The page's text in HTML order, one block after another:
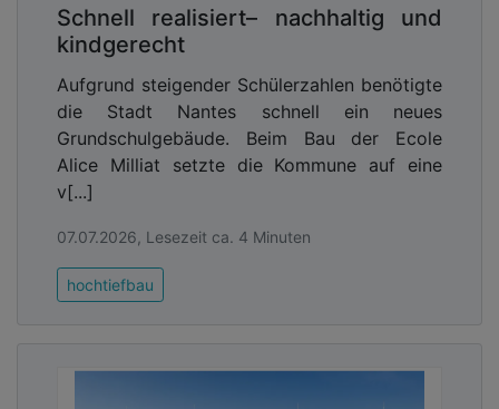
Schnell realisiert– nachhaltig und
kindgerecht
Aufgrund steigender Schülerzahlen benötigte
die Stadt Nantes schnell ein neues
Grundschulgebäude. Beim Bau der Ecole
Alice Milliat setzte die Kommune auf eine
v[...]
07.07.2026, Lesezeit ca. 4 Minuten
hochtiefbau